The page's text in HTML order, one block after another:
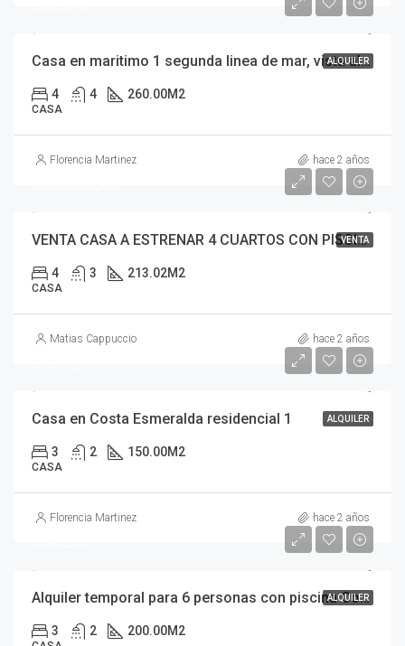
ALQUILER
Casa en maritimo 1 segunda linea de mar, vista al mar, pileta en costa esmeralda 10 personas
4 4 260.00M2
CASA
Florencia Martinez hace 2 años
VENTA
VENTA CASA A ESTRENAR 4 CUARTOS CON PISCINA COSTA ESMERALDA
4 3 213.02M2
CASA
Matias Cappuccio hace 2 años
ALQUILER
Casa en Costa Esmeralda residencial 1
3 2 150.00M2
CASA
Florencia Martinez hace 2 años
ALQUILER
Alquiler temporal para 6 personas con piscina Costa Esmeralda
3 2 200.00M2